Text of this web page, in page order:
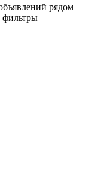
рядом
фильтры